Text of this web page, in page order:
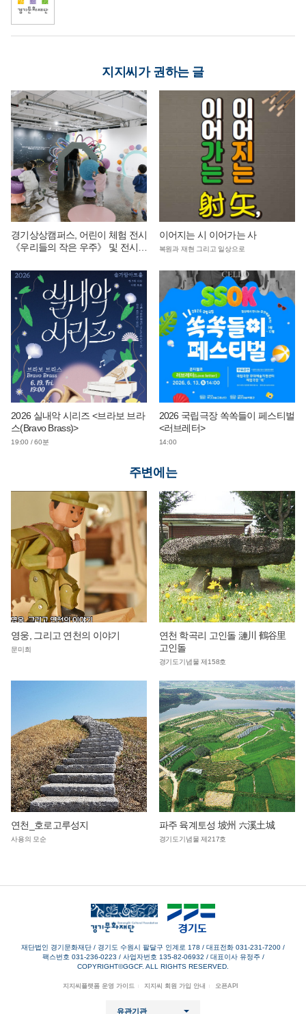
지지씨가 권하는 글
경기상상캠퍼스, 어린이 체험 전시
《우리들의 작은 우주》 및 전시
이어지는 시 이어가는 사
복원과 재현 그리고 일상으로
2026 실내악 시리즈 <브라보 브라
스(Bravo Brass)>
19:00 / 60분
2026 국립극장 쏙쏙들이 페스티벌
<러브레터>
14:00
주변에는
영웅, 그리고 연천의 이야기
문미희
연천 학곡리 고인돌 漣川 鶴谷里
고인돌
경기도기념물 제158호
연천_호로고루성지
사용의 모순
파주 육계토성 坡州 六溪土城
경기도기념물 제217호
재단법인 경기문화재단 / 경기도 수원시 팔달구 인계로 178 / 대표전화 031-231-7200 /
팩스번호 031-236-0223 / 사업자번호 135-82-06932 / 대표이사 유정주/
COPYRIGHT©GGCF. ALL RIGHTS RESERVED.
지지씨플랫폼 운영 가이드 지지씨 회원 가입 안내 오픈API